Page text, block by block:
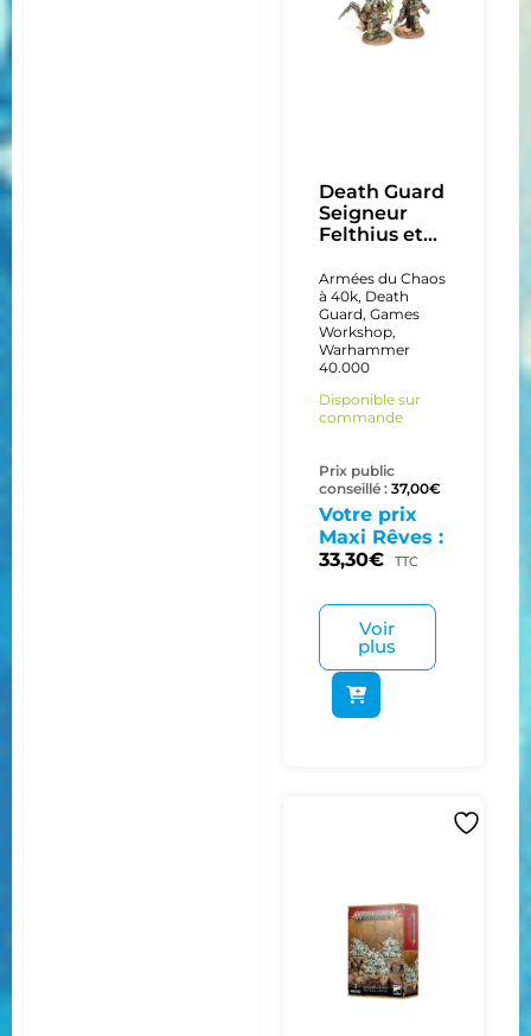
Death Guard
Seigneur
Felthius et...
Armées du Chaos
à 40k, Death
Guard, Games
Workshop,
Warhammer
40.000
Disponible sur
commande
Prix public
conseillé : 37,00€
Votre prix
Maxi Rêves :
33,30€ TTC
Voir
plus